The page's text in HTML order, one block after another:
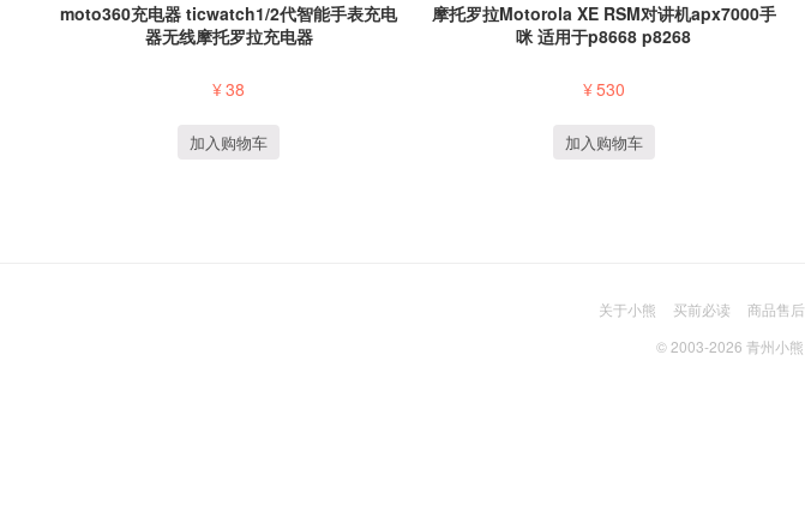
moto360充电器 ticwatch1/2代智能手表充电
器无线摩托罗拉充电器
¥38
加入购物车
摩托罗拉Motorola XE RSM对讲机apx7000手
咪 适用于p8668 p8268
¥530
加入购物车
关于小熊 买前必读 商品售后
© 2003-2026 青州小熊